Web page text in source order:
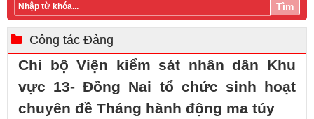
Tìm
Công tác Đảng
Chi bộ Viện kiểm sát nhân dân Khu
vực 13- Đồng Nai tổ chức sinh hoạt
chuyên đề Tháng hành động ma túy